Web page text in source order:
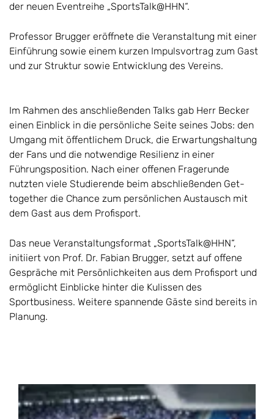
der neuen Eventreihe „SportsTalk@HHN“.
Professor Brugger eröffnete die Veranstaltung mit einer
Einführung sowie einem kurzen Impulsvortrag zum Gast
und zur Struktur sowie Entwicklung des Vereins.
Im Rahmen des anschließenden Talks gab Herr Becker
einen Einblick in die persönliche Seite seines Jobs: den
Umgang mit öffentlichem Druck, die Erwartungshaltung
der Fans und die notwendige Resilienz in einer
Führungsposition. Nach einer offenen Fragerunde
nutzten viele Studierende beim abschließenden Get-
together die Chance zum persönlichen Austausch mit
dem Gast aus dem Profisport.
Das neue Veranstaltungsformat „SportsTalk@HHN“,
initiiert von Prof. Dr. Fabian Brugger, setzt auf offene
Gespräche mit Persönlichkeiten aus dem Profisport und
ermöglicht Einblicke hinter die Kulissen des
Sportbusiness. Weitere spannende Gäste sind bereits in
Planung.